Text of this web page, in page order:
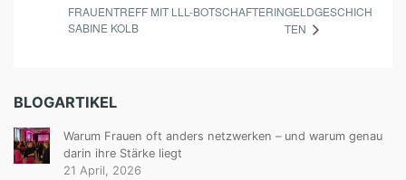
FRAUENTREFF MIT LLL-BOTSCHAFTERIN
SABINE KOLB
GELDGESCHICH
TEN
BLOGARTIKEL
Warum Frauen oft anders netzwerken – und warum genau
darin ihre Stärke liegt
21 April, 2026